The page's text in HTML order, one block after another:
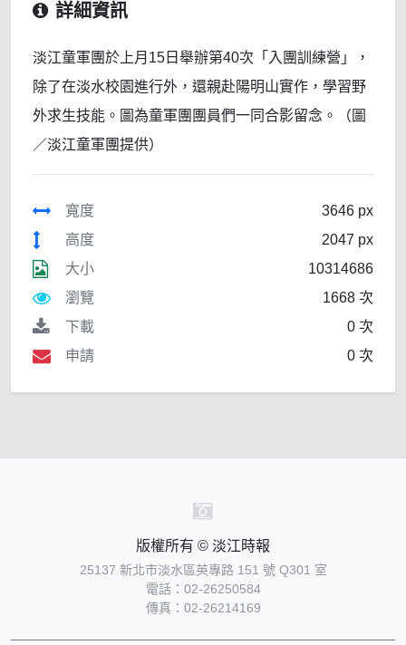
詳細資訊
淡江童軍團於上月15日舉辦第40次「入團訓練營」，
除了在淡水校園進行外，還親赴陽明山實作，學習野
外求生技能。圖為童軍團團員們一同合影留念。（圖
／淡江童軍團提供）
寬度
3646 px
高度
2047 px
大小
10314686
瀏覽
1668 次
下載
0 次
申請
0 次
版權所有 © 淡江時報
25137 新北市淡水區英專路 151 號 Q301 室
電話：02-26250584
傳真：02-26214169